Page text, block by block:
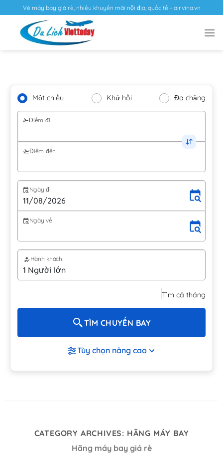
Vé máy bay giá rẻ, nhiều khuyến mãi nội địa, quốc tế - airvina.vn
Một chiều Khứ hồi Đa chặng
Điểm đi
Điểm đến
Ngày đi
Ngày về
Hành khách
Tìm cả tháng
TÌM CHUYẾN BAY
Tùy chọn nâng cao
CATEGORY ARCHIVES: HÃNG MÁY BAY
Hãng máy bay giá rẻ